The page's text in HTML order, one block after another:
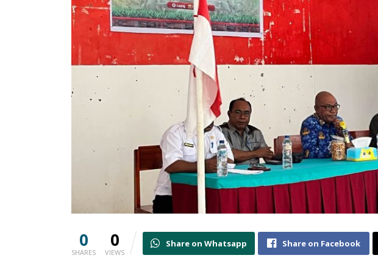
0
SHARES
0
VIEWS
Share on Whatsapp Share on Facebook